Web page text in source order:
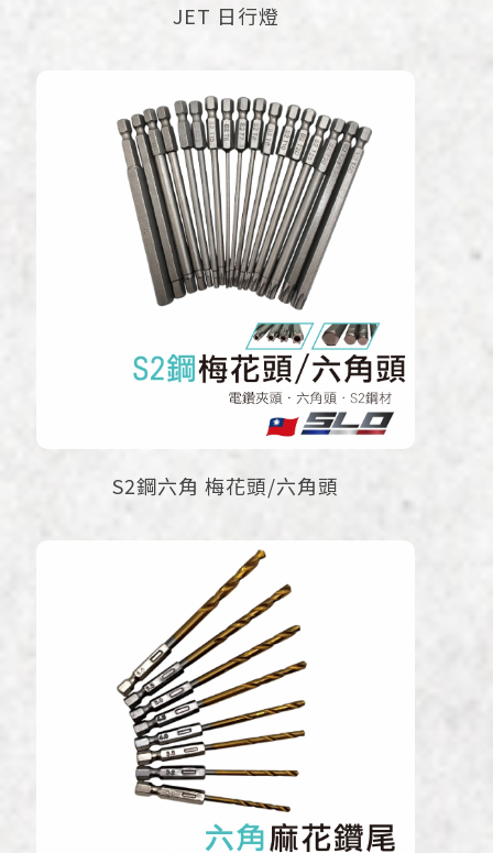
JET 日行燈
S2鋼六角 梅花頭/六角頭